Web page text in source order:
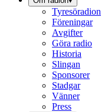
Tyresöradion
Föreningar
Avgifter
Göra radio
Historia
Slingan
Sponsorer
Stadgar
Vänner
Press